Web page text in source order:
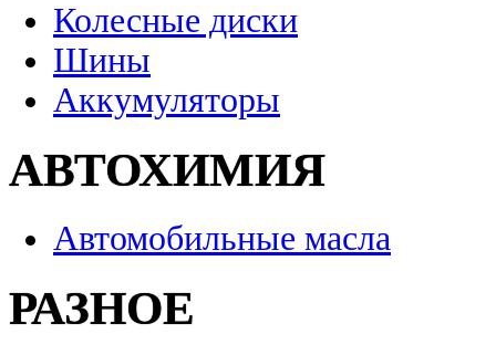
Колесные диски
Шины
Аккумуляторы
АВТОХИМИЯ
Автомобильные масла
РАЗНОЕ